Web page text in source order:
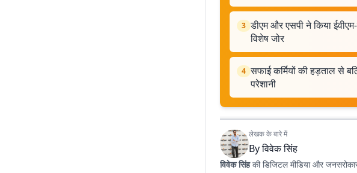
3 डीएम और एसपी ने किया
विशेष जोर
4 सफाई कर्मियों की हड़ताल से
परेशानी
लेखक के बारे में
Byविवेक सिंह
विवेक सिंहकी डिजिटल मीडिया और